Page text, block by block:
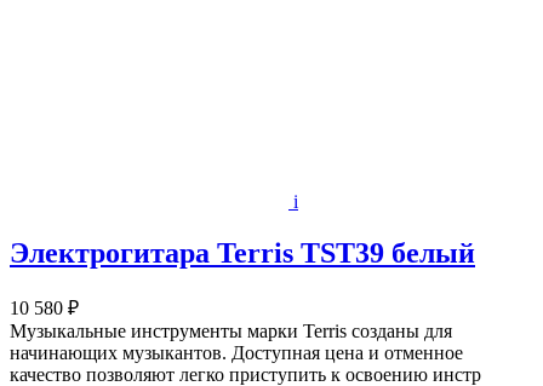
i
Электрогитара Terris TST39 белый
10 580 ₽
Музыкальные инструменты марки Terris созданы для
начинающих музыкантов. Доступная цена и отменное
качество позволяют легко приступить к освоению инстр